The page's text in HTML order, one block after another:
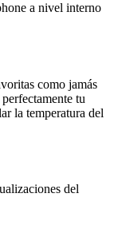
a nivel interno
como jamás
tu
la temperatura del
del